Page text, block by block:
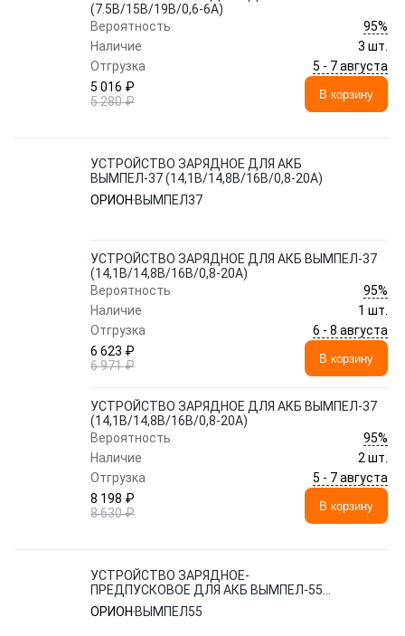
(7.5В/15В/19B/0,6-6А)
Вероятность
95%
Наличие
3 шт.
Отгрузка
5 - 7 августа
5 016 ₽
5 280 ₽
В корзину
УСТРОЙСТВО ЗАРЯДНОЕ ДЛЯ АКБ
ВЫМПЕЛ-37 (14,1В/14,8В/16B/0,8-20А)
ОРИОН ВЫМПЕЛ37
УСТРОЙСТВО ЗАРЯДНОЕ ДЛЯ АКБ ВЫМПЕЛ-37
(14,1В/14,8В/16B/0,8-20А)
Вероятность
95%
Наличие
1 шт.
Отгрузка
6 - 8 августа
6 623 ₽
6 971 ₽
В корзину
УСТРОЙСТВО ЗАРЯДНОЕ ДЛЯ АКБ ВЫМПЕЛ-37
(14,1В/14,8В/16B/0,8-20А)
Вероятность
95%
Наличие
2 шт.
Отгрузка
5 - 7 августа
8 198 ₽
8 630 ₽
В корзину
УСТРОЙСТВО ЗАРЯДНОЕ-
ПРЕДПУСКОВОЕ ДЛЯ АКБ ВЫМПЕЛ-55
(12В/18А)
ОРИОН ВЫМПЕЛ55